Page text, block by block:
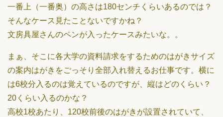
一番上（一番奥）の高さは180センチくらいあるのでは？
そんなケース見たことないですかね？
文房具屋さんのペンが入ったケースみたいな。。
まぁ、そこに各大学の資料請求をするためのはがきサイズ
の案内はがきをごっそり全部入れ替えるお仕事です。横に
は6校分入るのは覚えているのですが、縦はどのくらい？
20くらい入るのかな？
高校1校あたり、120校前後のはがきが設置されていて、